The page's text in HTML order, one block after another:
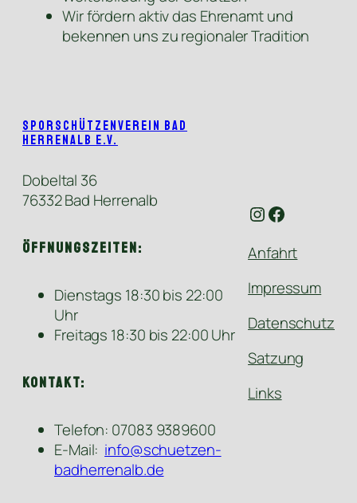
Wir fördern aktiv das Ehrenamt und
bekennen uns zu regionaler Tradition
Sporschützenverein Bad
Herrenalb e.V.
Dobeltal 36
76332 Bad Herrenalb
Öffnungszeiten:
Dienstags 18:30 bis 22:00
Uhr
Freitags 18:30 bis 22:00 Uhr
Kontakt:
Telefon: 07083 9389600
E-Mail: info@schuetzen-
badherrenalb.de
Instagram
Facebook
Anfahrt
Impressum
Datenschutz
Satzung
Links